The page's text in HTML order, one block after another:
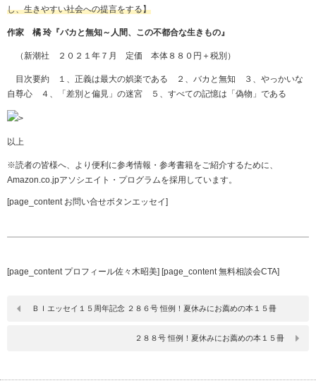
し、生きやすい社会への提言をする】
作家 橘 玲『バカと無知～人間、この不都合な生きもの』
（新潮社 ２０２１年７月 定価 本体８８０円＋税別）
目次要約 １、正義は最大の娯楽である ２、バカと無知 ３、やっかいな
自尊心 ４、「差別と偏見」の迷宮 ５、すべての記憶は「偽物」である
>
以上
※読者の皆様へ、より便利に参考情報・参考書籍をご紹介するために、
Amazon.co.jpアソシエイト・プログラムを採用しています。
[page_content お問い合せボタンエッセイ]
[page_content プロフィール佐々木昭美] [page_content 無料相談会CTA]
ＢＩエッセイ１５周年記念 ２８６号 恒例！夏休みにお薦めの本１５冊
２８８号 恒例！夏休みにお薦めの本１５冊